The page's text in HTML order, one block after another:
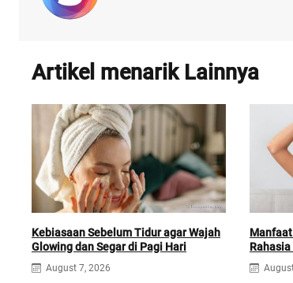
Artikel menarik Lainnya
Kebiasaan Sebelum Tidur agar Wajah
Glowing dan Segar di Pagi Hari
August 7, 2026